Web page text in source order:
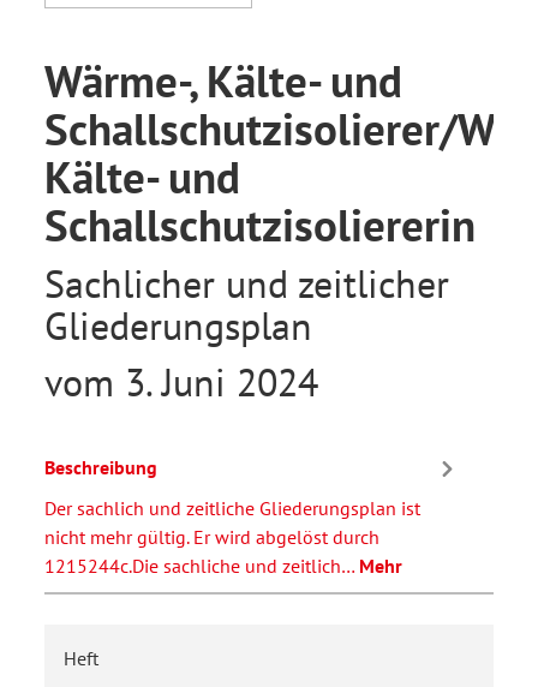
Wärme-, Kälte- und
Schallschutzisolierer/
Kälte- und
Schallschutzisoliererin
Sachlicher und zeitlicher
Gliederungsplan
vom 3. Juni 2024
Beschreibung
Der sachlich und zeitliche Gliederungsplan ist
nicht mehr gültig. Er wird abgelöst durch
1215244c.Die sachliche und zeitlich… Mehr
Heft